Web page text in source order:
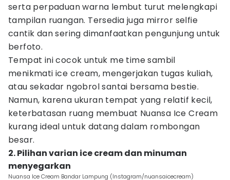
serta perpaduan warna lembut turut melengkapi
tampilan ruangan. Tersedia juga mirror selfie
cantik dan sering dimanfaatkan pengunjung untuk
berfoto.
Tempat ini cocok untuk me time sambil
menikmati ice cream, mengerjakan tugas kuliah,
atau sekadar ngobrol santai bersama bestie.
Namun, karena ukuran tempat yang relatif kecil,
keterbatasan ruang membuat Nuansa Ice Cream
kurang ideal untuk datang dalam rombongan
besar.
2. Pilihan varian ice cream dan minuman
menyegarkan
Nuansa Ice Cream Bandar Lampung (Instagram/nuansaicecream)